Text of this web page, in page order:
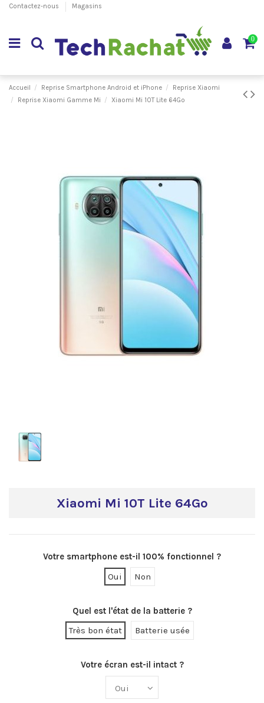
Contactez-nous Magasins
0
Accueil Reprise Smartphone Android et iPhone
Reprise Xiaomi
Reprise Xiaomi Gamme Mi
Xiaomi Mi 10T Lite 64Go
Xiaomi Mi 10T Lite 64Go
Votre smartphone est-il 100% fonctionnel ?
Oui
Non
Quel est l'état de la batterie ?
Très bon état
Batterie usée
Votre écran est-il intact ?